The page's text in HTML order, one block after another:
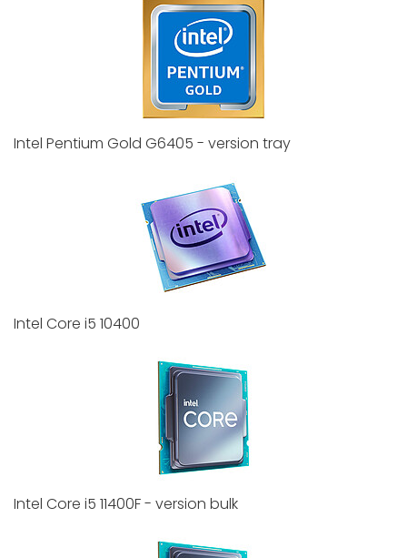
Intel Pentium Gold G6405 - version tray
Intel Core i5 10400
Intel Core i5 11400F - version bulk